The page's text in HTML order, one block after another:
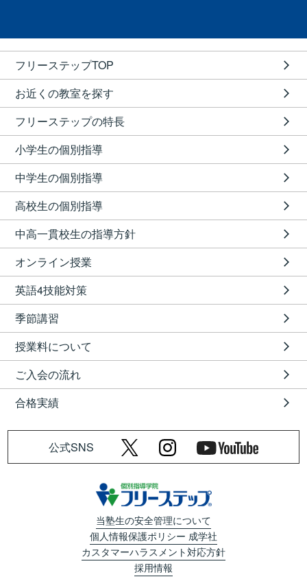
フリーステップTOP
お近くの教室を探す
フリーステップの特長
小学生の個別指導
中学生の個別指導
高校生の個別指導
中高一貫校生の指導方針
オンライン授業
英語4技能対策
季節講習
授業料について
ご入会の流れ
合格実績
公式SNS
当塾生の安全管理について
個人情報保護ポリシー 成学社
カスタマーハラスメント対応方針
採用情報